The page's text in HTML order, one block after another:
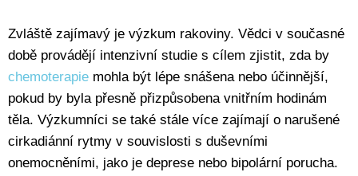
Zvláště zajímavý je výzkum rakoviny. Vědci v současné
době provádějí intenzivní studie s cílem zjistit, zda by
chemoterapie mohla být lépe snášena nebo účinnější,
pokud by byla přesně přizpůsobena vnitřním hodinám
těla. Výzkumníci se také stále více zajímají o narušené
cirkadiánní rytmy v souvislosti s duševními
onemocněními, jako je deprese nebo bipolární porucha.